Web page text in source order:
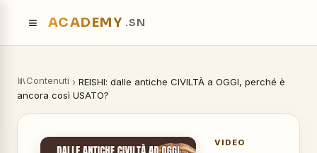
≡ ACADEMY .SN
Contenuti › REISHI: dalle antiche CIVILTÀ a OGGI, perché è
ancora così USATO?
VIDEO